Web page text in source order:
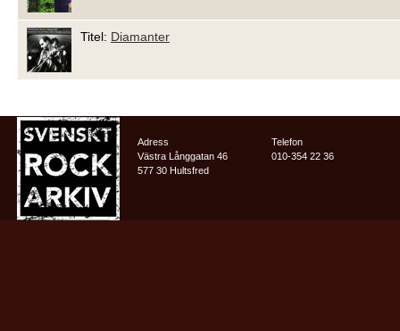
Titel: Diamanter
Adress
Västra Långgatan 46
577 30 Hultsfred
Telefon
010-354 22 36